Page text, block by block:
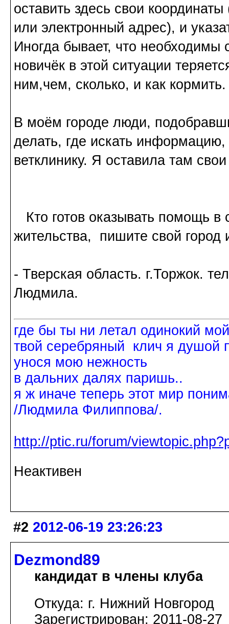
оставить здесь свои
или электронный адрес), и
Иногда бывает, что
новичёк в этой ситуации
ним,чем, сколько, и как кормить.
В моём городе люди,
делать, где искать
ветклинику. Я оставила там
Кто готов оказывать помощь в
жительства, пишите свой город
- Тверская область. г.Торжок.
Людмила.
где бы ты ни летал одинокий
твой серебряный клич я душой
унося мою нежность
в дальних далях паришь..
я ж иначе теперь этот мир
/Людмила Филиппова/.
http://ptic.ru/forum/
Неактивен
#2 2012-06-19 23:26:23
Dezmond89
кандидат в члены клуба
Откуда: г. Нижний Новгород
Зарегистрирован: 2011-08-27